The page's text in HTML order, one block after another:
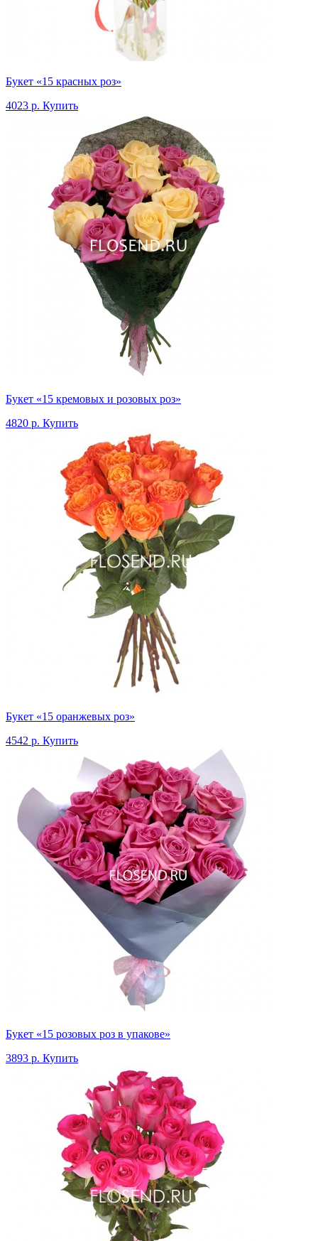
Букет «15 красных роз»
4023 р. Купить
Букет «15 кремовых и розовых роз»
4820 р. Купить
Букет «15 оранжевых роз»
4542 р. Купить
Букет «15 розовых роз в упакове»
3893 р. Купить